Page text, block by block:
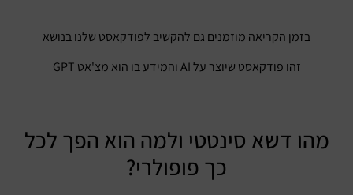
בזמן הקריאה מוזמנים גם להקשיב לפודקאסט שלנו בנושא
זהו פודקאסט שיוצר על AI והמידע בו הוא מצ'אט GPT
מהו דשא סינטטי ולמה הוא הפך לכל
כך פופולרי?